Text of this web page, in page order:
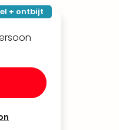
+ ontbijt